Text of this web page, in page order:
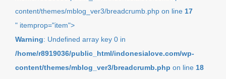
content/themes/mblog_ver3/breadcrumb.php on line 17
" itemprop="item">
Warning: Undefined array key 0 in
/home/r8919036/public_html/indonesialove.com/wp-
content/themes/mblog_ver3/breadcrumb.php on line 18